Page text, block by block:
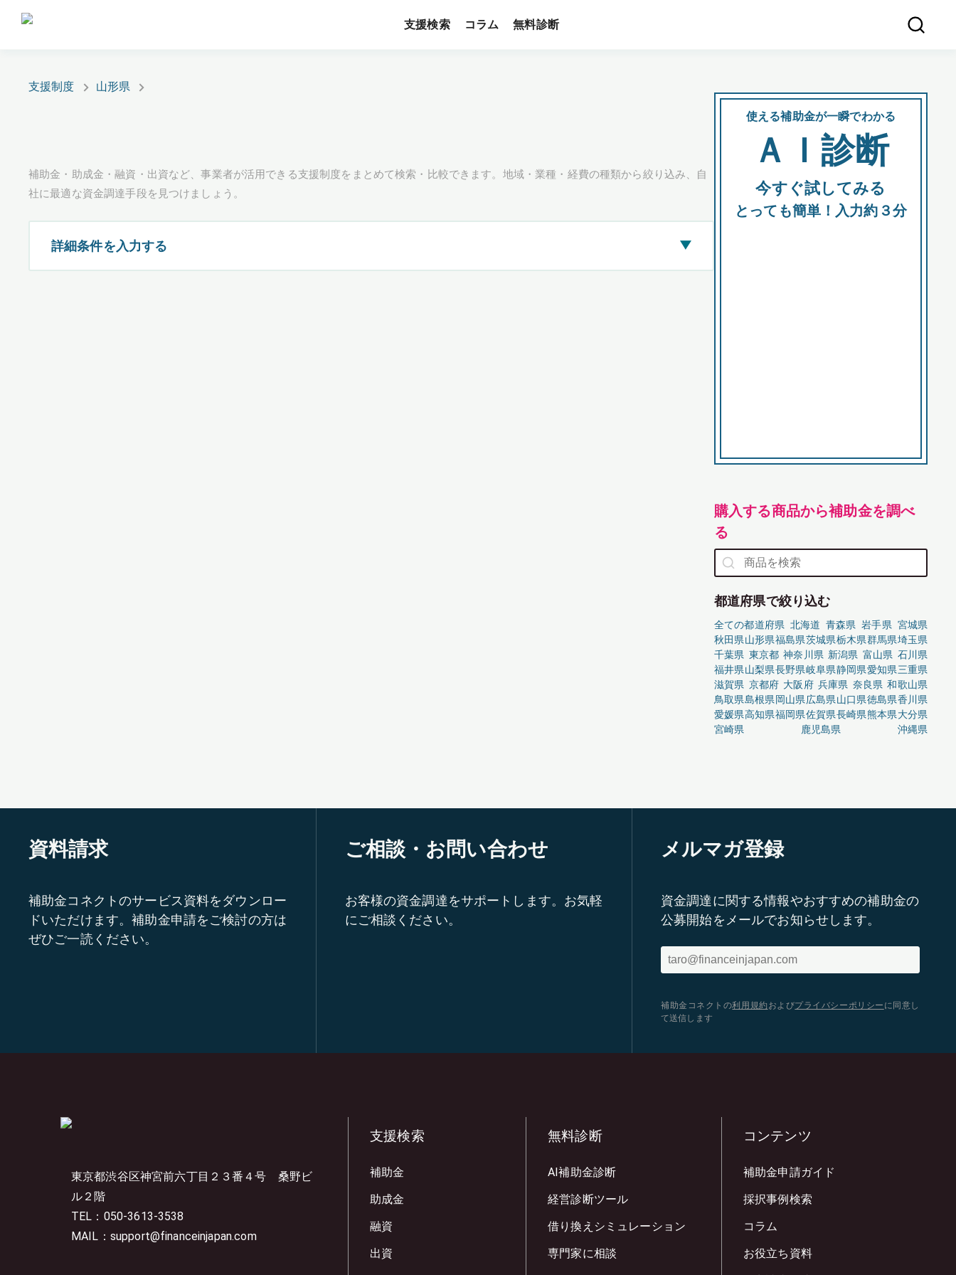
支援検索 コラム 無料診断
支援制度 山形県
補助金・助成金・融資・出資など、事業者が活用できる支援制度をまとめて検索・比較できます。地域・業種・経費の種類から絞り込み、自
社に最適な資金調達手段を見つけましょう。
詳細条件を入力する ▶
使える補助金が一瞬でわかる
ＡＩ診断
今すぐ試してみる
とっても簡単！入力約３分
購入する商品から補助金を調べ
る
都道府県で絞り込む
全ての都道府県 北海道 青森県 岩手県 宮城県
秋田県山形県福島県茨城県栃木県群馬県埼玉県
千葉県 東京都 神奈川県 新潟県 富山県 石川県
福井県山梨県長野県岐阜県静岡県愛知県三重県
滋賀県 京都府 大阪府 兵庫県 奈良県 和歌山県
鳥取県島根県岡山県広島県山口県徳島県香川県
愛媛県高知県福岡県佐賀県長崎県熊本県大分県
宮崎県
鹿児島県 沖縄県
資料請求
補助金コネクトのサービス資料をダウンロー
ドいただけます。補助金申請をご検討の方は
ぜひご一読ください。
ご相談・お問い合わせ
お客様の資金調達をサポートします。お気軽
にご相談ください。
メルマガ登録
資金調達に関する情報やおすすめの補助金の
公募開始をメールでお知らせします。
補助金コネクトの利用規約 およびプライバシーポリシー に同意し
て送信します
東京都渋谷区神宮前六丁目２３番４号 桑野ビ
ル２階
TEL：050-3613-3538
MAIL：support@financeinjapan.com
支援検索
補助金
助成金
融資
出資
無料診断
AI補助金診断
経営診断ツール
借り換えシミュレーション
専門家に相談
コンテンツ
補助金申請ガイド
採択事例検索
コラム
お役立ち資料